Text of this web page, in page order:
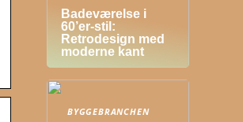
Badeværelse i
60’er-stil:
Retrodesign med
moderne kant
BYGGEBRANCHEN